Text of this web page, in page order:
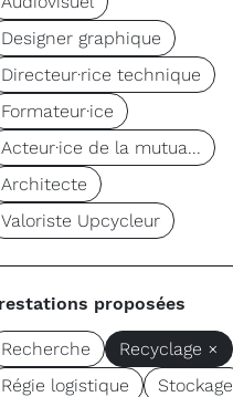
Designer graphique
Directeur·rice technique
Formateur·ice
Acteur·ice de la mutua...
Architecte
Valoriste Upcycleur
proposées
Recherche
Recyclage ×
Régie logistique
Stockage